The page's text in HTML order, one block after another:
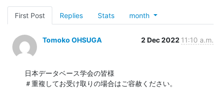
First Post Replies Stats month
Tomoko OHSUGA 2 Dec 2022 11:10 a.m.
日本データベース学会の皆様
＃重複してお受け取りの場合はご容赦ください。